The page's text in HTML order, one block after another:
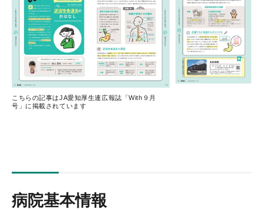
こちらの記事はJA愛知厚生連広報誌「With９月
号」に掲載されています
病院基本情報